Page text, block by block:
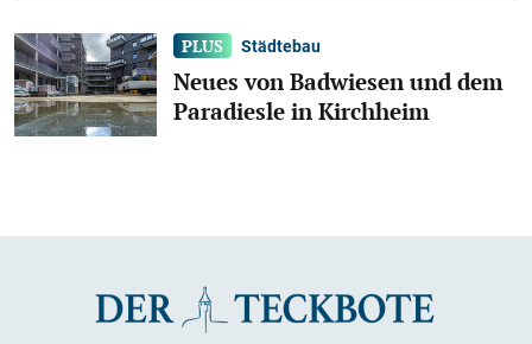
Städtebau
Neues von Badwiesen und dem
Paradiesle in Kirchheim